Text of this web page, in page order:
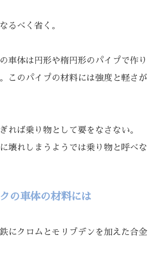
るべく省く。
車体は円形や楕円形のパイプで作り
このパイプの材料には強度と軽さが
れば乗り物として要をなさない。
壊れしまうようでは乗り物と呼べな
の車体の材料には
クロムとモリブデンを加えた合金